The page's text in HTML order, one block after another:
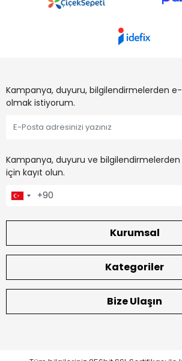
Kampanya, duyuru, bilgilendirmelerden
olmak istiyorum.
Kampanya, duyuru ve
için kayıt olun.
Kurumsal
Kategoriler
Bize Ulaşın